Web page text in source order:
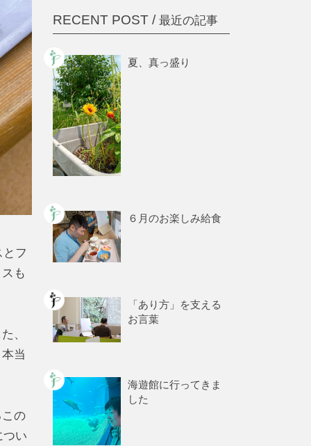
フ
も
、
当
の
つい
RECENT POST / 最近の記事
夏、真っ盛り
６月のお楽しみ給食
「あり方」を支える
お言葉
海遊館に行ってきま
した